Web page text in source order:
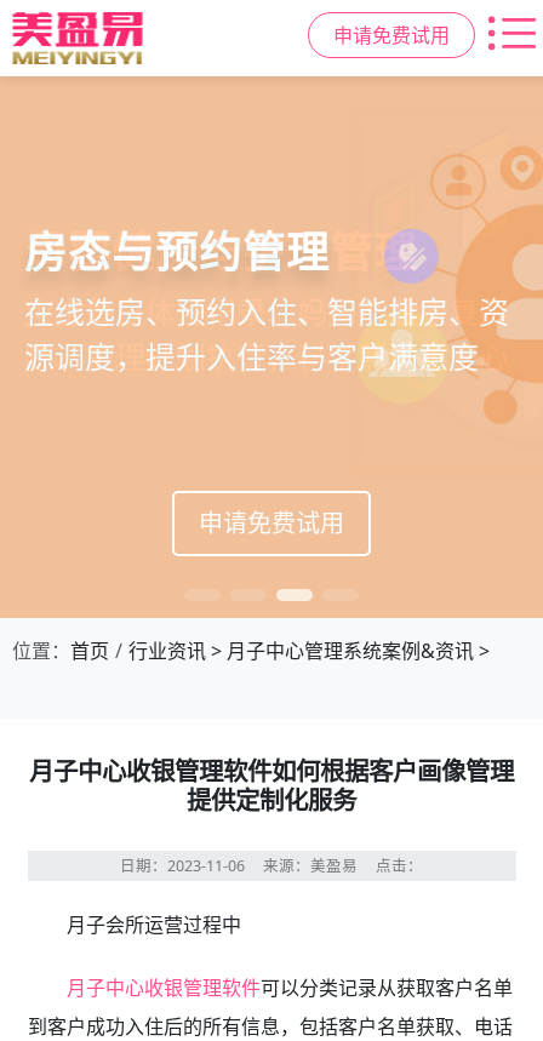
申请免费试用
智慧月子中心管理系统
一站式解决月子中心入住、护理、
餐饮、会员、财务、营销全流程管
理
申请免费试用
母婴健康与护理管理
宝宝每日体征记录、妈妈产后康复跟
踪、护理计划执行，科学照护更安心
申请免费试用
房态与预约管理
在线选房、预约入住、智能排房、资
源调度，提升入住率与客户满意度
申请免费试用
会员营销与智能锁客
会员积分、套餐定制、精准营销、客
户关怀，提升复购与转介绍
申请免费试用
位置： 首页 行业资讯> 月子中心管理系统案例&资讯>
月子中心收银管理软件如何根据客户画像管理
提供定制化服务
日期：2023-11-06 来源：美盈易 点击：
月子会所运营过程中
月子中心收银管理软件可以分类记录从获取客户名单
到客户成功入住后的所有信息，包括客户名单获取、电话